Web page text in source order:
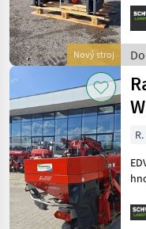
Nový stroj
/
EDV: